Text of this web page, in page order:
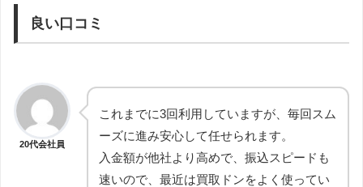
良い口コミ
20代会社員
これまでに3回利用していますが、毎回スム
ーズに進み安心して任せられます。
入金額が他社より高めで、振込スピードも
速いので、最近は買取ドンをよく使ってい